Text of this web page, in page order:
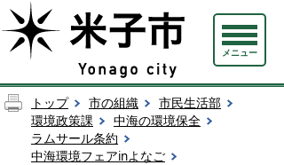
メニュー
トップ 市の組織
市民生活部
環境政策課
中海の環境保全
ラムサール条約
中海環境フェアinよなご